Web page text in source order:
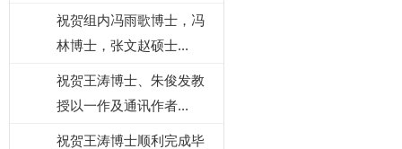
祝贺组内冯雨歌博士，冯
林博士，张文赵硕士...
祝贺王涛博士、朱俊发教
授以一作及通讯作者...
祝贺王涛博士顺利完成毕